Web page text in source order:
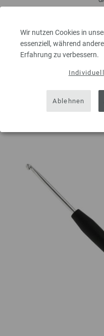
Wir nutzen Cookies in
essenziell, während
Erfahrung zu verbessern.
Ablehnen